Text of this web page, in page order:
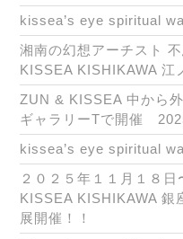
kissea’s eye spiritual
湘南の幻想アーチスト
KISSEA KISHIKAWA
ZUN & KISSEA 中から
ギャラリーTで開催
kissea’s eye spiritual
２０２５年１１月１８
KISSEA KISHIKAWA 銀
展開催！！